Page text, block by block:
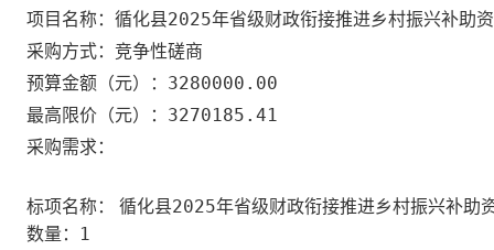
项目名称： 循化县2025年省级财政衔接推进乡村振兴补助
采购方式：竞争性磋商
预算金额（元）： 3280000.00
最高限价（元）： 3270185.41
采购需求：
标项名称： 循化县2025年省级财政衔接推进乡村振兴补助
数量： 1